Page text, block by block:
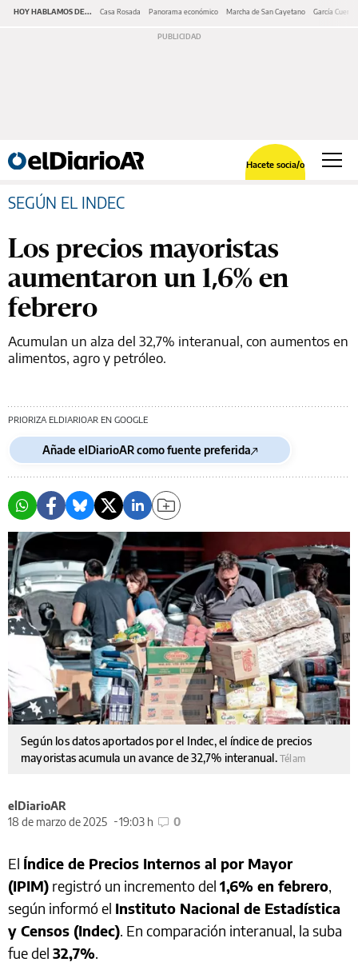
HOY HABLAMOS DE... Casa Rosada Panorama económico Marcha de San Cayetano García Cuerva
Hacete socia/o
SEGÚN EL INDEC
Los precios mayoristas
aumentaron un 1,6% en
febrero
Acumulan un alza del 32,7% interanual, con aumentos en
alimentos, agro y petróleo.
PRIORIZA ELDIARIOAR EN GOOGLE
Añade elDiarioAR como fuente preferida
Según los datos aportados por el Indec, el índice de precios
mayoristas acumula un avance de 32,7% interanual.Télam
elDiarioAR
18 de marzo de 2025
19:03 h 0
El Índice de Precios Internos al por Mayor
(IPIM) registró un incremento del 1,6% en febrero,
según informó el Instituto Nacional de Estadística
y Censos (Indec). En comparación interanual, la suba
fue del 32,7%.